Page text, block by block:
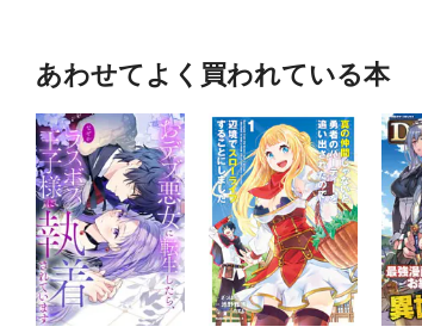
あわせてよく買われている本